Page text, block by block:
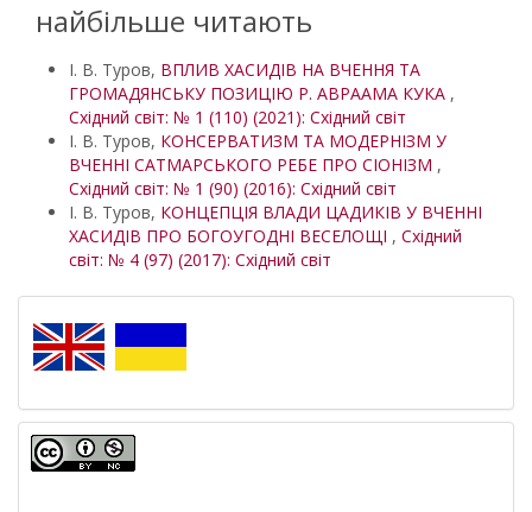
найбільше читають
І. В. Туров, ВПЛИВ ХАСИДІВ НА ВЧЕННЯ ТА
ГРОМАДЯНСЬКУ ПОЗИЦІЮ Р. АВРААМА КУКА ,
Східний світ: № 1 (110) (2021): Східний світ
І. В. Туров, КОНСЕРВАТИЗМ ТА МОДЕРНІЗМ У
ВЧЕННІ САТМАРСЬКОГО РЕБЕ ПРО СІОНІЗМ ,
Східний світ: № 1 (90) (2016): Східний світ
І. В. Туров, КОНЦЕПЦІЯ ВЛАДИ ЦАДИКІВ У ВЧЕННІ
ХАСИДІВ ПРО БОГОУГОДНІ ВЕСЕЛОЩІ , Східний
світ: № 4 (97) (2017): Східний світ